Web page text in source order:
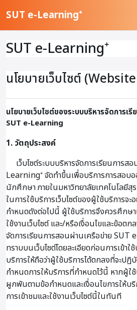
SUT e-Learning⁺
SUT e-Learning⁺
นโยบายเว็บไซต์
นโยบายเว็บไซต์ของระบบบริหารจัดการเ
SUT e-Learning
1. วัตถุประสงค์
เว็บไซต์ระบบบริหารจัดการเรียนการส
Learning⁺ จัดทำขึ้นเพื่อบริการการสอบ
นักศึกษา ภายในมหาวิทยาลัยเทคโนโลยี
ในการใช้บริการเว็บไซต์ของผู้ใช้บริการจะ
กำหนดดังต่อไปนี้ ผู้ใช้บริการจึงควรศึกษา
ใช้งานเว็บไซต์ และ/หรือเงื่อนไขและข้อต
จัดการเรียนการสอนผ่านเครือข่าย SUT
ทราบบนเว็บไซต์โดยละเอียดก่อนการเข้า
บริการให้ถือว่าผู้ใช้บริการได้ตกลงที่จะปฏิ
กำหนดการให้บริการที่กำหนดไว้นี้ หากผู้ใ
ผูกพันตามข้อกำหนดและเงื่อนไขการให้บ
การเข้าชมและใช้งานเว็บไซต์นี้ในทันที